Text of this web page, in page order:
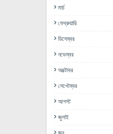
মার্চ
ফেব্রুয়ারি
ডিসেম্বর
নভেম্বর
অক্টোবর
সেপ্টেম্বর
আগস্ট
জুলাই